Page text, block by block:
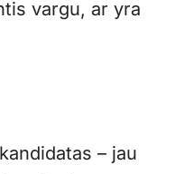
vargu, ar yra
– jau